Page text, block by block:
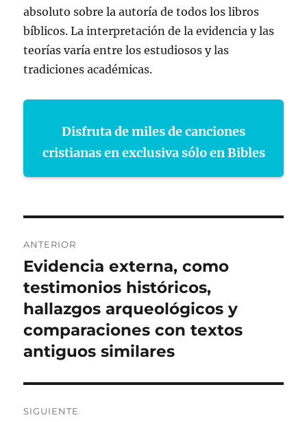
absoluto sobre la autoría de todos los libros
bíblicos. La interpretación de la evidencia y las
teorías varía entre los estudiosos y las
tradiciones académicas.
Disfruta de miles de canciones
cristianas en exclusiva sólo en Bibles
de
entradas
ANTERIOR
Entrada
anterior:
Evidencia externa, como
testimonios históricos,
hallazgos arqueológicos y
comparaciones con textos
antiguos similares
SIGUIENTE